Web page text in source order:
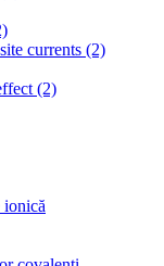
currents (2)
(2)
ionică